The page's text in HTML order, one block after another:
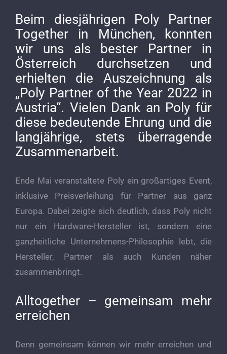
Beim diesjährigen Poly Partner
Together in München, konnten
wir uns als bester Partner in
Österreich durchsetzen und
erhielten die Auszeichnung als
„Poly Partner of the Year 2022 in
Austria“. Vielen Dank an Poly für
diese bedeutende Ehrung und die
langjährige, stets überragende
Zusammenarbeit.
Ende Mai veranstaltete Poly ein großartiges Event,
inklusive Preisverleihung für Partner aus ganz
Europa. Dabei zeigte sich deutlich, dass Poly nicht
nur ein Hardware-Hersteller ist, sondern eine
ganzheitliche Unternehmens-Philosophie lebt, die
Hersteller, Partner als auch Kunden näher
zusammenbringt.
Alltogether – gemeinsam mehr
erreichen
Denn gemeinsam können wir mehr erreichen und